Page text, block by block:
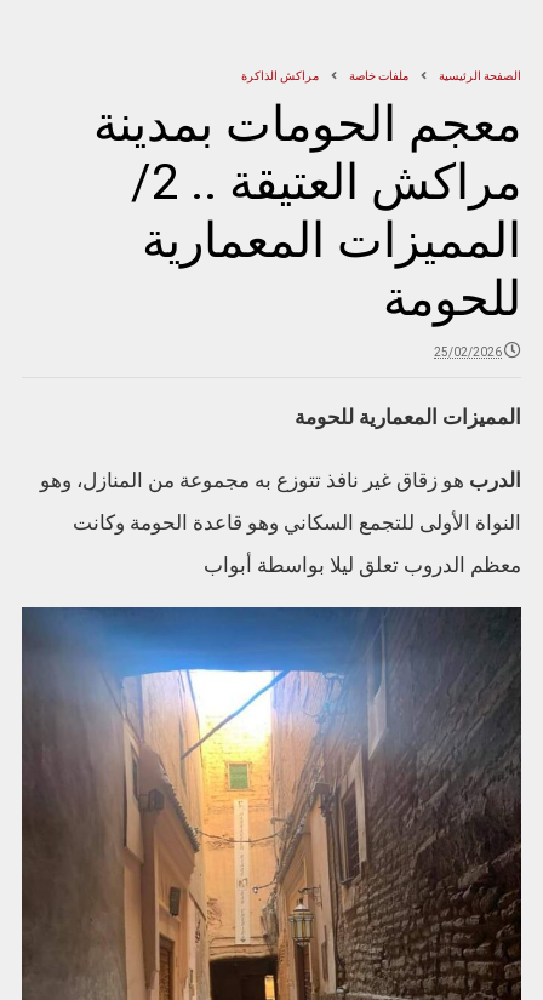
الصفحة الرئيسية ملفات خاصة مراكش الذاكرة
معجم الحومات بمدينة
مراكش العتيقة .. 2/
المميزات المعمارية
للحومة
25/02/2026
المميزات المعمارية للحومة
الدرب هو زقاق غير نافذ تتوزع به مجموعة من المنازل، وهو
النواة الأولى للتجمع السكاني وهو قاعدة الحومة وكانت
معظم الدروب تعلق ليلا بواسطة أبواب